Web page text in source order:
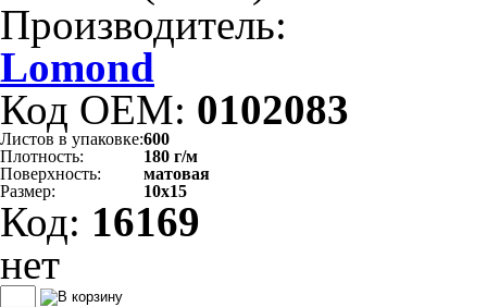
Производитель:
Lomond
Код OEM: 0102083
Листов в упаковке:600
Плотность:
180 г/м
Поверхность:
матовая
Размер:
10х15
Код: 16169
нет